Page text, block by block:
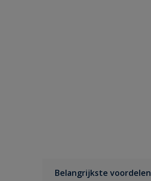
Belangrijkste voordelen